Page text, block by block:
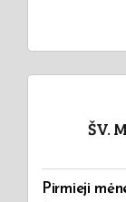
ŠV.
Pirmieji